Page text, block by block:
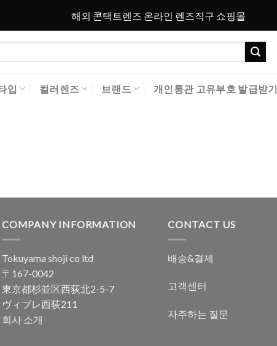
해외 콘택트렌즈 온라인 렌즈직구 쇼핑몰
입 컬러렌즈 브랜드 개인통관 고유부호 발급받기
COMPANY INFORMATION
Tokuyama shoji co ltd
〒167-0042
東京都杉並区西荻北2-5-7
ヴィブレ西荻211
회사 소개
CONTACT US
배송&결제
고객센터
자주하는 질문